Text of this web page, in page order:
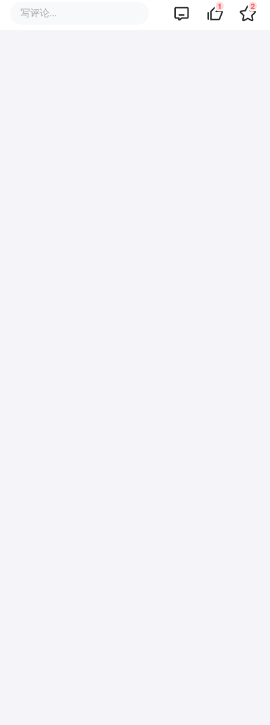
超级电
写评论... 1 2